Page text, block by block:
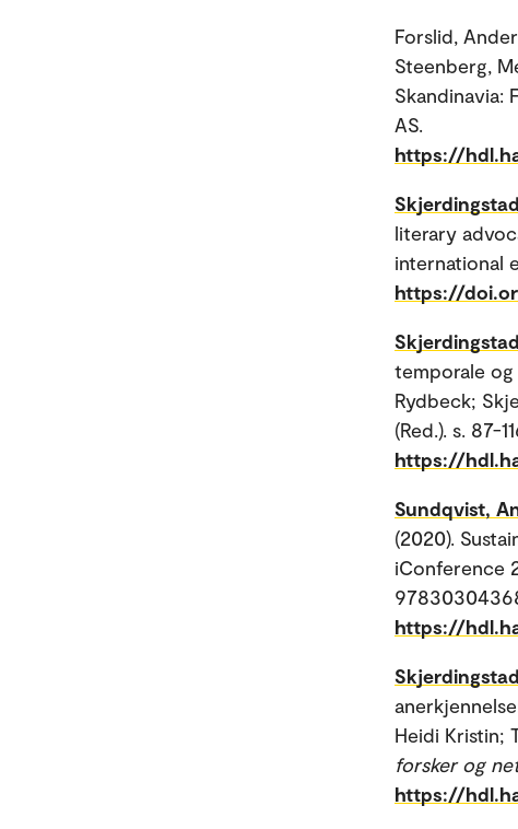
Forslid,
Steenberg,
Skandinavia:
AS.
https://
literary
international
https://
temporale og
Rydbeck;
(Red.). s. 87-
https://
Sundqvist,
(2020).
iConference
https://
Heidi Kristin;
forsker og
https://